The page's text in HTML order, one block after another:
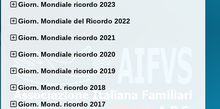
Giorn. Mondiale ricordo 2023
Giorn. Mondiale del Ricordo 2022
Giorn. Mondiale ricordo 2021
Giorn. Mondiale ricordo 2020
Giorn. Mondiale ricordo 2019
Giorn. Mond. ricordo 2018
Giorn. Mond. ricordo 2017